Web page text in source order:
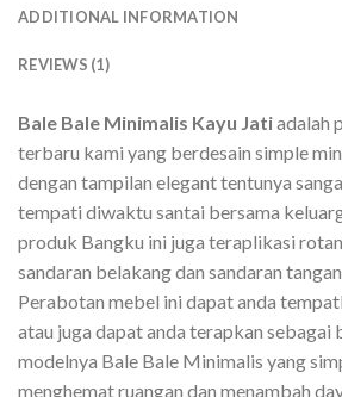
ADDITIONAL INFORMATION
REVIEWS (1)
Bale Bale Minimalis Kayu Jatiadalah
terbaru kami yang berdesain simple
dengan tampilan elegant tentunya
tempati diwaktu santai bersama
produk Bangku ini juga teraplikasi
sandaran belakang dan sandaran
Perabotan mebel ini dapat anda
atau juga dapat anda terapkan sebagai
modelnya Bale Bale Minimalis yang
menghemat ruangan dan menambah